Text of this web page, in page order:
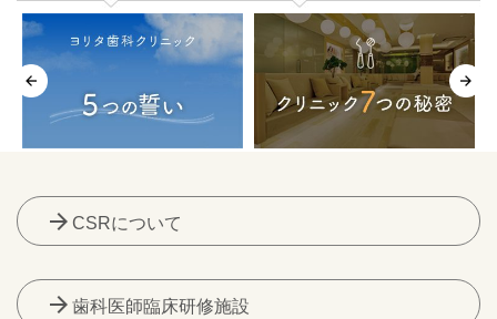
arrow_forward CSRについて
arrow_forward 歯科医師臨床研修施設